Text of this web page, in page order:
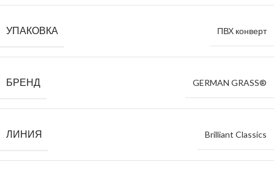
УПАКОВКА ПВХ конверт
БРЕНД GERMAN GRASS®
ЛИНИЯ Brilliant Classics